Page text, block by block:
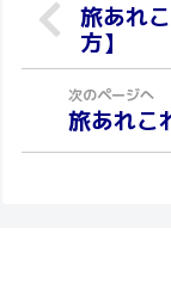
旅あれ
方】
旅あれこ